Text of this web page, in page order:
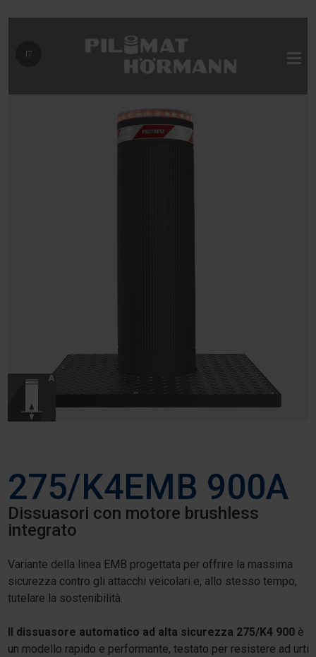
Seleziona la tua lingua
IT
275/K4EMB 900A
Dissuasori con motore brushless
integrato
Variante della linea EMB progettata per offrire la massima
sicurezza contro gli attacchi veicolari e, allo stesso tempo,
tutelare la sostenibilità.
Il dissuasore automatico ad alta sicurezza 275/K4 900è
un modello rapido e performante, testato per resistere ad urti